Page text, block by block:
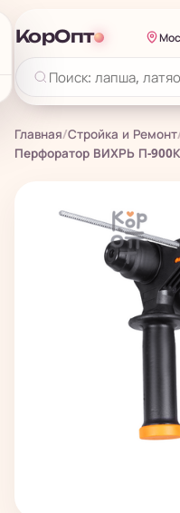
КорОпт
Главная/Стройка и Ремонт
Перфоратор ВИХРЬ П-900К